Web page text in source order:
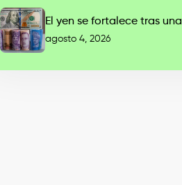
El yen se fortalece tras una
agosto 4, 2026